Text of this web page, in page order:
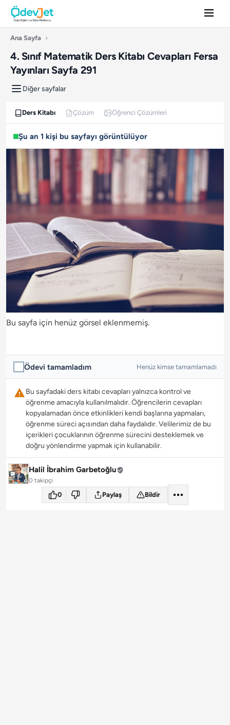
Ana Sayfa ›
4. Sınıf Matematik Ders Kitabı Cevapları Fersa
Yayınları Sayfa 291
Diğer sayfalar
Ders Kitabı Çözüm Öğrenci Çözümleri
Şu an 1 kişi bu sayfayı görüntülüyor
Bu sayfa için henüz görsel eklenmemiş.
Ödevi tamamladım Henüz kimse tamamlamadı
Bu sayfadaki ders kitabı cevapları yalnızca kontrol ve
öğrenme amacıyla kullanılmalıdır. Öğrencilerin cevapları
kopyalamadan önce etkinlikleri kendi başlarına yapmaları,
öğrenme süreci açısından daha faydalıdır. Velilerimiz de bu
içerikleri çocuklarının öğrenme sürecini desteklemek ve
doğru yönlendirme yapmak için kullanabilir.
Halil İbrahim Garbetoğlu
0 takipçi
0 Paylaş Bildir